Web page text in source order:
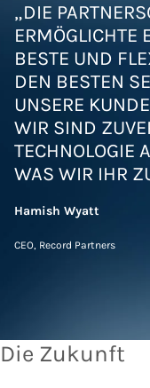
„DIE
ERMÖGLICHTE
BESTE UND
DEN BESTEN
UNSERE
WIR SIND
TECHNOLOGIE
WAS WIR IHR
Hamish Wyatt
CEO, Record Partners
Die Zukunft